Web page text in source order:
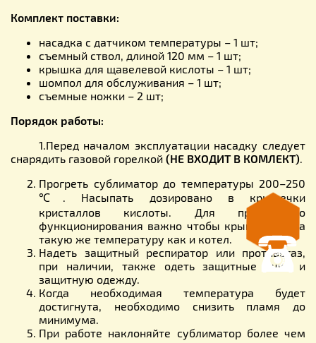
Комплект поставки:
насадка с датчиком температуры – 1 шт;
съемный ствол, длиной 120 мм – 1 шт;
крышка для щавелевой кислоты – 1 шт;
шомпол для обслуживания – 1 шт;
съемные ножки – 2 шт;
Порядок работы:
1.Перед началом эксплуатации насадку следует
снарядить газовой горелкой (НЕ ВХОДИТ В КОМЛЕКТ).
Прогреть сублиматор до температуры 200–250
℃. Насыпать дозировано в крышечки
кристаллов кислоты. Для правильного
функционирования важно чтобы крышка имела
такую же температуру как и котел.
Надеть защитный респиратор или противогаз,
при наличии, также одеть защитные очки и
защитную одежду.
Когда необходимая температура будет
достигнута, необходимо снизить пламя до
минимума.
При работе наклоняйте сублиматор более чем